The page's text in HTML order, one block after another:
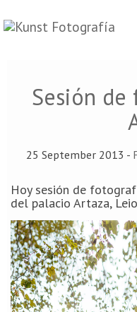
Sesión
25 September 2013 -
Hoy sesión de
del palacio Artaza,